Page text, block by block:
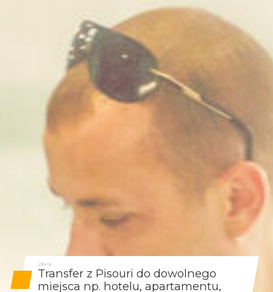
Oferta
Transfer z Pisouri do dowolnego
miejsca np. hotelu, apartamentu,